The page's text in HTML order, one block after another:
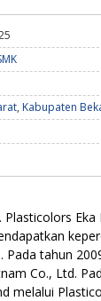
, Kabupaten
Pada tahun
Co., Ltd.
melalui